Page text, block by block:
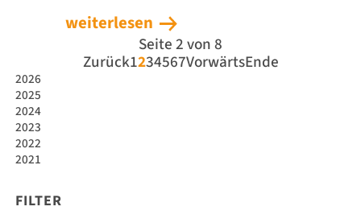
FILTER
2026
2025
2024
2023
2022
2021
weiterlesen
Seite 2 von 8
Zurück1234567VorwärtsEnde